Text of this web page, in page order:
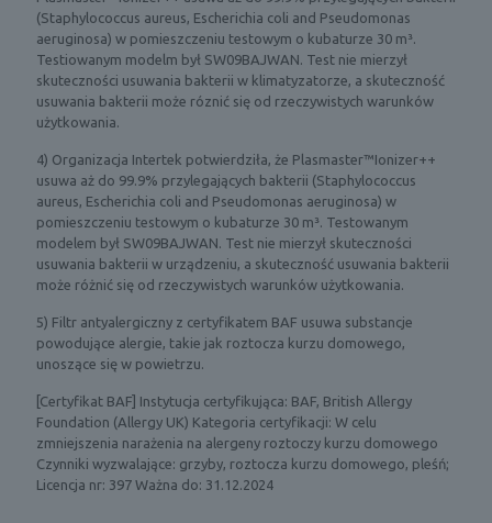
c
j
e
T
h
n
Q
i
m
a
t
y
z
t
o
r
a
z
a
p
m
o
c
f
u
n
k
c
(Staphylococcus aureus, Escherichia coli and Pseudomonas
aeruginosa) w pomieszczeniu testowym o kubaturze 30 m³.
Testiowanym modelm był SW09BAJWAN. Test nie mierzył
skuteczności usuwania bakterii w klimatyzatorze, a skuteczność
usuwania bakterii może róznić się od rzeczywistych warunków
użytkowania.
4) Organizacja Intertek potwierdziła, że Plasmaster™Ionizer++
usuwa aż do 99.9% przylegających bakterii (Staphylococcus
aureus, Escherichia coli and Pseudomonas aeruginosa) w
pomieszczeniu testowym o kubaturze 30 m³. Testowanym
modelem był SW09BAJWAN. Test nie mierzył skuteczności
usuwania bakterii w urządzeniu, a skuteczność usuwania bakterii
może różnić się od rzeczywistych warunków użytkowania.
5) Filtr antyalergiczny z certyfikatem BAF usuwa substancje
powodujące alergie, takie jak roztocza kurzu domowego,
unoszące się w powietrzu.
[Certyfikat BAF] Instytucja certyfikująca: BAF, British Allergy
Foundation (Allergy UK) Kategoria certyfikacji: W celu
zmniejszenia narażenia na alergeny roztoczy kurzu domowego
Czynniki wyzwalające: grzyby, roztocza kurzu domowego, pleśń;
Licencja nr: 397 Ważna do: 31.12.2024